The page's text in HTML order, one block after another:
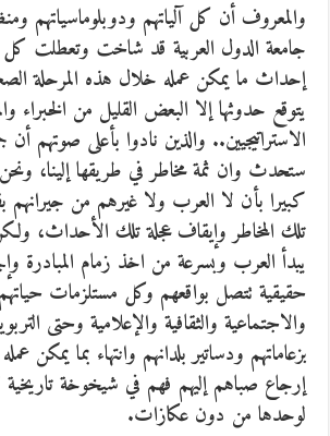
والمعروف أن كل آلياتهم ودوبلوماسياتهم
جامعة الدول العربية قد شاخت وتعطلت كل
إحداث ما يمكن عمله خلال هذه المرحلة
يتوقع حدوثها إلا البعض القليل من الخبراء
الاستراتيجيين.. والذين نادوا بأعلى صوتهم أن
ستحدث وان ثمة مخاطر في طريقها إلينا،
كبيرا بأن لا العرب ولا غيرهم من جيرانهم
تلك المخاطر وإيقاف عجلة تلك الأحداث،
يبدأ العرب وبسرعة من اخذ زمام المبادرة
حقيقية تتصل بواقعهم وكل مستلزمات
والاجتماعية والثقافية والإعلامية وحتى
بزعاماتهم ودساتير بلدانهم وانتهاء بما يمكن
إرجاع صباهم إليهم فهم في شيخوخة
لوحدها من دون عكازات.